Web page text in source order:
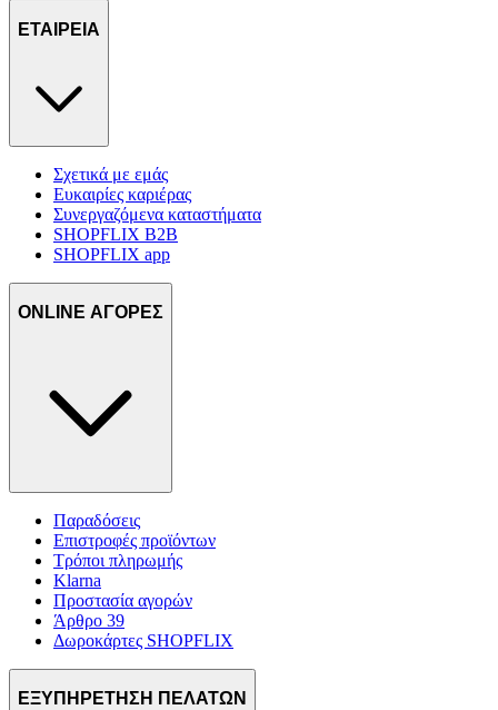
ΕΤΑΙΡΕΙΑ
Σχετικά με εμάς
Ευκαιρίες καριέρας
Συνεργαζόμενα καταστήματα
SHOPFLIX B2B
SHOPFLIX app
ONLINE ΑΓΟΡΕΣ
Παραδόσεις
Επιστροφές προϊόντων
Τρόποι πληρωμής
Klarna
Προστασία αγορών
Άρθρο 39
Δωροκάρτες SHOPFLIX
ΕΞΥΠΗΡΕΤΗΣΗ ΠΕΛΑΤΩΝ